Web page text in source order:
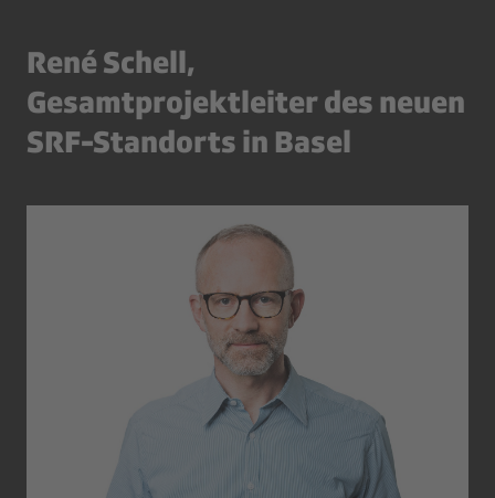
René Schell,
Gesamtprojektleiter des neuen
SRF-Standorts in Basel